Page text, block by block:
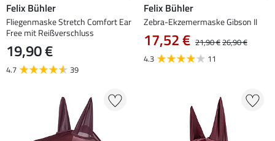
Felix Bühler
Fliegenmaske Stretch Comfort Ear
Free mit Reißverschluss
19,90 €
4.7 39
Felix Bühler
Zebra-Ekzemermaske Gibson II
17,52 € 21,90 €26,90 €
4.3
11